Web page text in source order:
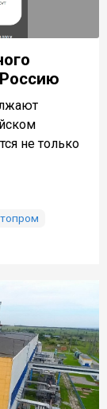
не только